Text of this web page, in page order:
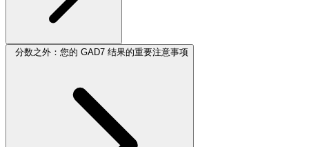
分数之外：您的 GAD7 结果的重要注意事项